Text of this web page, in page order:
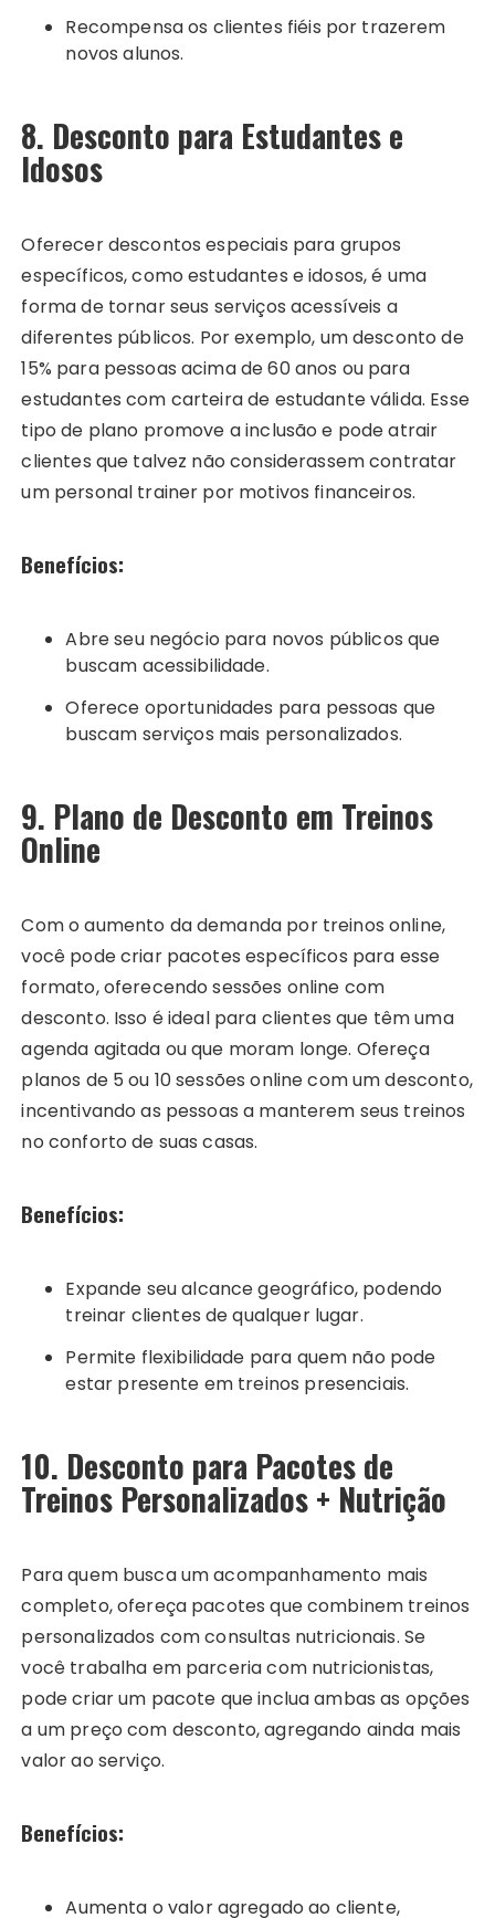
Recompensa os clientes fiéis por trazerem
novos alunos.
8. Desconto para Estudantes e
Idosos
Oferecer descontos especiais para grupos
específicos, como estudantes e idosos, é uma
forma de tornar seus serviços acessíveis a
diferentes públicos. Por exemplo, um desconto de
15% para pessoas acima de 60 anos ou para
estudantes com carteira de estudante válida. Esse
tipo de plano promove a inclusão e pode atrair
clientes que talvez não considerassem contratar
um personal trainer por motivos financeiros.
Benefícios:
Abre seu negócio para novos públicos que
buscam acessibilidade.
Oferece oportunidades para pessoas que
buscam serviços mais personalizados.
9. Plano de Desconto em Treinos
Online
Com o aumento da demanda por treinos online,
você pode criar pacotes específicos para esse
formato, oferecendo sessões online com
desconto. Isso é ideal para clientes que têm uma
agenda agitada ou que moram longe. Ofereça
planos de 5 ou 10 sessões online com um desconto,
incentivando as pessoas a manterem seus treinos
no conforto de suas casas.
Benefícios:
Expande seu alcance geográfico, podendo
treinar clientes de qualquer lugar.
Permite flexibilidade para quem não pode
estar presente em treinos presenciais.
10. Desconto para Pacotes de
Treinos Personalizados + Nutrição
Para quem busca um acompanhamento mais
completo, ofereça pacotes que combinem treinos
personalizados com consultas nutricionais. Se
você trabalha em parceria com nutricionistas,
pode criar um pacote que inclua ambas as opções
a um preço com desconto, agregando ainda mais
valor ao serviço.
Benefícios:
Aumenta o valor agregado ao cliente,